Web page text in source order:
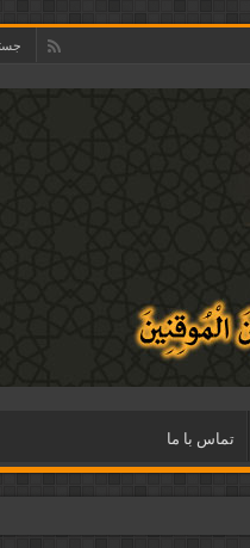
تماس با ما